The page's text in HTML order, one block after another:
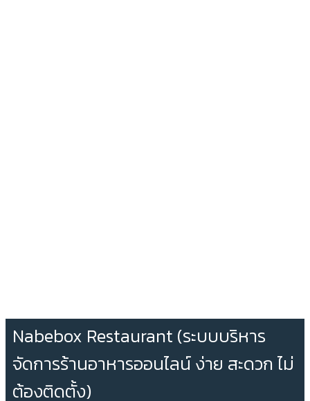
Nabebox Restaurant (ระบบบริหาร
จัดการร้านอาหารออนไลน์ ง่าย สะดวก ไม่
ต้องติดตั้ง)